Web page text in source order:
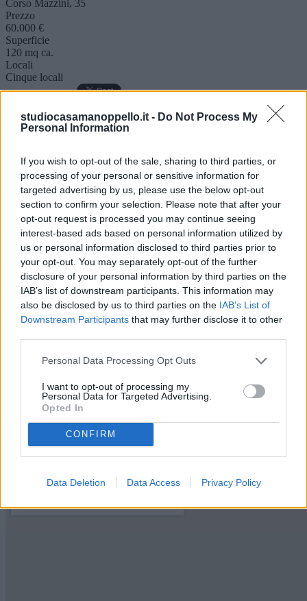
studiocasamanoppello.it - Do Not Process My
Personal Information
If you wish to opt-out of the sale, sharing to third parties, or
processing of your personal or sensitive information for
targeted advertising by us, please use the below opt-out
section to confirm your selection. Please note that after your
opt-out request is processed you may continue seeing
interest-based ads based on personal information utilized by
us or personal information disclosed to third parties prior to
your opt-out. You may separately opt-out of the further
disclosure of your personal information by third parties on the
IAB’s list of downstream participants. This information may
also be disclosed by us to third parties on the IAB’s List of
Downstream Participants that may further disclose it to other
Personal Data Processing Opt Outs
I want to opt-out of processing my
Personal Data for Targeted Advertising.
Opted In
CONFIRM
Data Deletion Data Access Privacy Policy
Corso Mazzini, 35
Prezzo
60.000 €
Superficie
120 mq ca.
Locali
Cinque locali
Altro
Mappa
su due livelli con piano seminterrato. Al piano terra: ingresso, ampio
soggiorno, cucina abitabile con balcone, bagno. Al primo piano:
piccola mansarda, due ampie camere da letto, bagno grande con
vasca e doccia. E' inoltre presente, al piano seminterrato, una
comoda cantina allo stato grezzo.
Piano
Su più livelli
1967
Camere
Servizi
Balconi
Giardino
Condizioni
Riscaldamento
Autonomo